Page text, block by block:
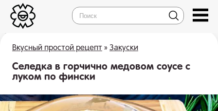
Вкусный простой рецепт » Закуски
Селедка в горчично медовом соусе с
луком по фински